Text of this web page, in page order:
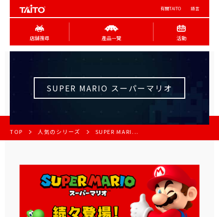
有關TAITO 語言
店舖搜尋 產品一覽 活動
SUPER MARIO スーパーマリオ
TOP 人気のシリーズ SUPER MARI...